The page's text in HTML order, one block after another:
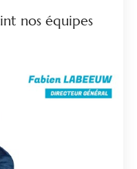
nos équipes